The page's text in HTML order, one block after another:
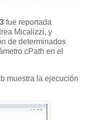
fue reportada
Micalizzi, y
de determinados
cPath en el
muestra la ejecución